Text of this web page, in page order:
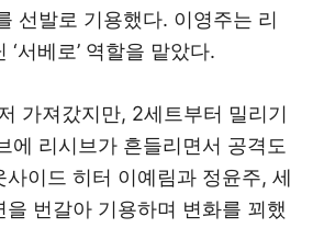
선발로 기용했다. 이영주는 리
서베로’ 역할을 맡았다.
가져갔지만, 2세트부터 밀리기
에 리시브가 흔들리면서 공격도
사이드 히터 이예림과 정윤주, 세
번갈아 기용하며 변화를 꾀했